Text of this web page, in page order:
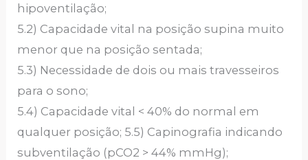
hipoventilação;
5.2) Capacidade vital na posição supina muito
menor que na posição sentada;
5.3) Necessidade de dois ou mais travesseiros
para o sono;
5.4) Capacidade vital < 40% do normal em
qualquer posição; 5.5) Capinografia indicando
subventilação (pCO2 > 44% mmHg);